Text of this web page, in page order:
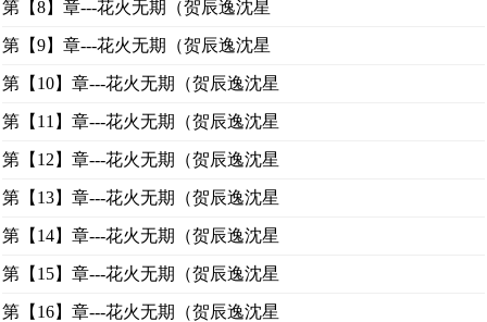
第【8】章---花火无期（贺辰逸沈星
第【9】章---花火无期（贺辰逸沈星
第【10】章---花火无期（贺辰逸沈星
第【11】章---花火无期（贺辰逸沈星
第【12】章---花火无期（贺辰逸沈星
第【13】章---花火无期（贺辰逸沈星
第【14】章---花火无期（贺辰逸沈星
第【15】章---花火无期（贺辰逸沈星
第【16】章---花火无期（贺辰逸沈星